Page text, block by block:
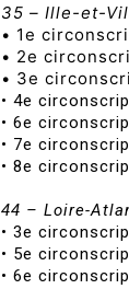
35 – Ille-et-
• 1e
• 2e
• 3e
• 4e
• 6e
• 7e
• 8e
44 – Loire-
• 3e
• 5e
• 6e